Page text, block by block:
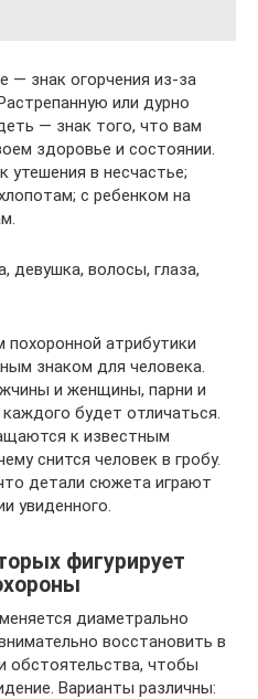
знак огорчения из-за
или дурно
— знак того, что вам
здоровье и состоянии.
в несчастье;
с ребенком на
девушка, волосы, глаза,
похоронной атрибутики
знаком для человека.
и женщины, парни и
будет отличаться.
к известным
снится человек в гробу.
детали сюжета играют
увиденного.
фигурирует
диаметрально
восстановить в
обстоятельства, чтобы
Варианты различны: